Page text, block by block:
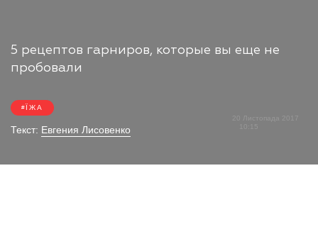
5 рецептов гарниров, которые вы еще не
пробовали
ЇЖА
Текст: Евгения Лисовенко
20 Листопада 2017